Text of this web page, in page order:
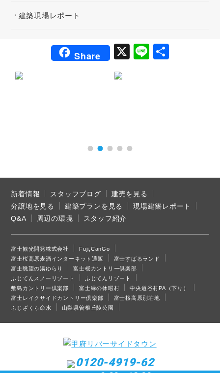
建築現場レポート
Share X
Li
新着情報 スタッフブログ
建売を見る
分譲地を見る
建築プランを見る
現場建築レポート
Q&A
周辺の環境 スタッフ紹介
富士観光開発株式会社
Fuji,CanGo
富士桜高原麦酒インターネット通販
富士すばるランド
富士眺望の湯ゆらり
富士桜カントリー倶楽部
ふじてんスノーリゾート
ふじてんリゾート
敷島カントリー倶楽部
富士緑の休暇村
中央道谷村PA（下り）
富士レイクサイドカントリー倶楽部
富士桜高原別荘地
ふじざくら命水
山梨県曽根丘陵公園
0120-4919-62